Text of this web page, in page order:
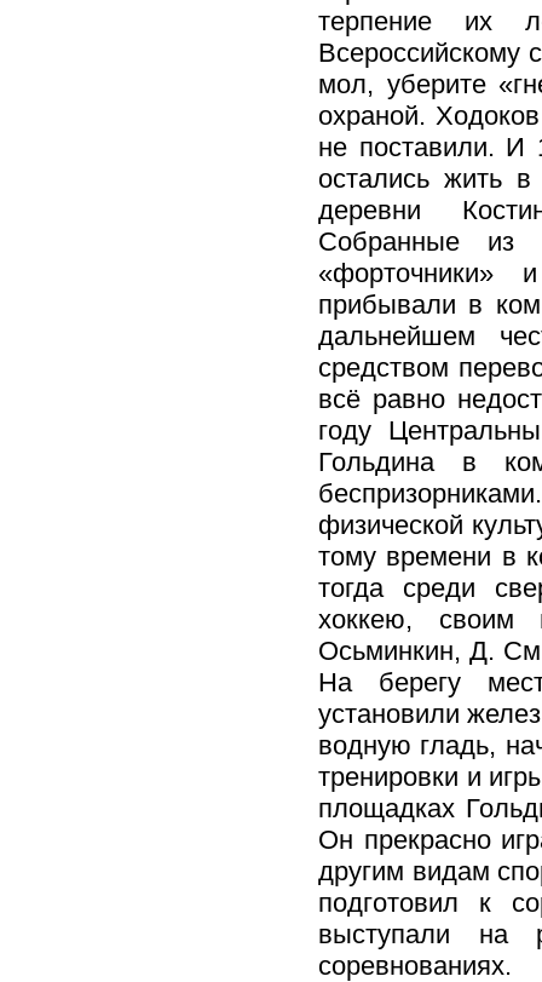
терпение их
Всероссийскому
мол, уберите
охраной.
не поставили.
остались жить
деревни
Собранные из
«форточники»
прибывали в
дальнейшем
средством
всё равно
году
Гольдина в
физической
тому времени в
тогда среди
хоккею, своим
Осьминкин, Д.
На берегу
установили
водную гладь,
тренировки и
площадках
Он прекрасно
другим видам
подготовил к
выступали на
соревнованиях.